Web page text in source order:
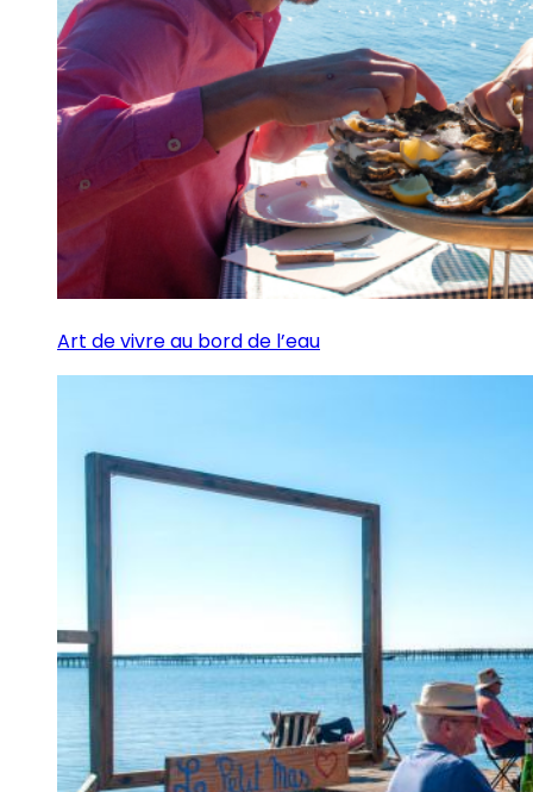
Art de vivre au bord de l’eau